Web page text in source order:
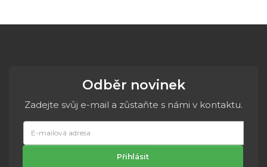
Odběr novinek
Zadejte svůj e-mail a zůstaňte s námi v kontaktu.
mailová
adresa
Přihlásit